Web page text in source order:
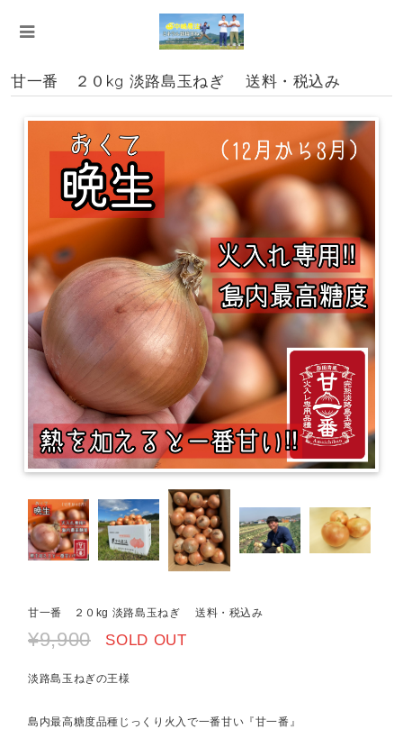
甘一番 ２０kg 淡路島玉ねぎ 送料・税込み
甘一番 ２０kg 淡路島玉ねぎ 送料・税込み
¥9,900 SOLD OUT
淡路島玉ねぎの王様
島内最高糖度品種じっくり火入で一番甘い『甘一番』